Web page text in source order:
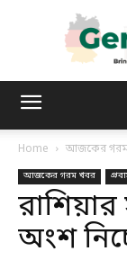
Home আজকের
আজকের গরম খবর
অংশ